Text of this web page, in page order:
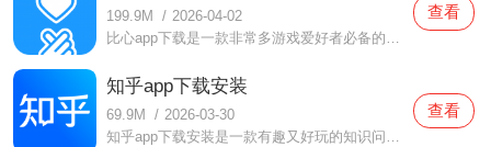
199.9M / 2026-04-02
比心app下载是一款非常多游戏爱好者必备的软件，在这款比心app下载中用户们在这里面找到队友来一起体验游戏的，很多玩家都让你自由选择的，同时还有很多游戏大神都汇聚在这里面的，不仅支持组队开黑，还支持语音连麦体验，超多的体验都可以感受到的，一个人也不会感受到无聊
查看
知乎app下载安装
69.9M / 2026-03-30
知乎app下载安装是一款有趣又好玩的知识问答软件，在这款知乎app下载安装中有非常多的用户都在使用的，在这里面你有任何的问答都可以得到解答，脑洞大开的网友们都会为你解开所有的疑惑，同时还可以浏览到很多有趣的知识，大家都可以来一起试试，无聊的时候也可以使用哦，等
查看